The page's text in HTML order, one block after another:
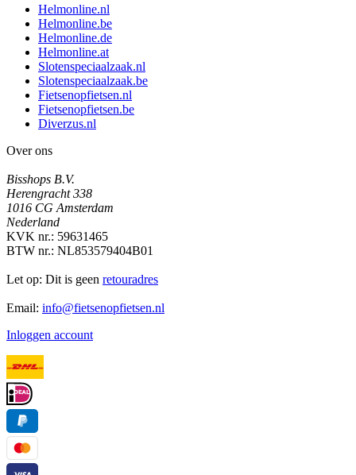
Helmonline.nl
Helmonline.be
Helmonline.de
Helmonline.at
Slotenspeciaalzaak.nl
Slotenspeciaalzaak.be
Fietsenopfietsen.nl
Fietsenopfietsen.be
Diverzus.nl
Over ons
Bisshops B.V.
Herengracht 338
1016 CG Amsterdam
Nederland
KVK nr.: 59631465
BTW nr.: NL853579404B01
Let op: Dit is geen retouradres
Email: info@fietsenopfietsen.nl
Inloggen account